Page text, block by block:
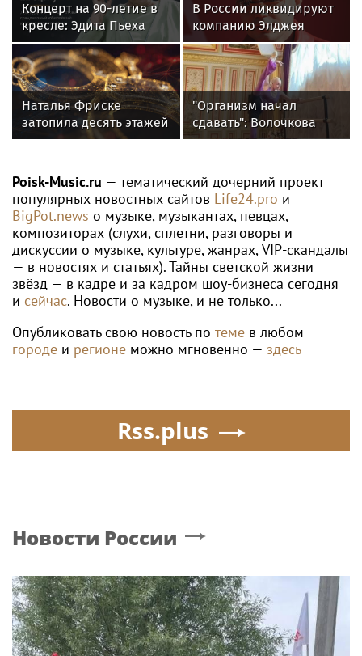
Концерт на 90-летие в
кресле: Эдита Пьеха
планирует вернуться на
сцену
В России ликвидируют
компанию Элджея
Наталья Фриске
затопила десять этажей
в Москве, соседи
"Организм начал
сдавать": Волочкова
раскрыла причину
Poisk-Music.ru — тематический дочерний проект
популярных новостных сайтов Life24.pro и
BigPot.news о музыке, музыкантах, певцах,
композиторах (слухи, сплетни, разговоры и
дискуссии о музыке, культуре, жанрах, VIP-скандалы
— в новостях и статьях). Тайны светской жизни
звёзд — в кадре и за кадром шоу-бизнеса сегодня
и сейчас. Новости о музыке, и не только...
Опубликовать свою новость по теме в любом
городе и регионе можно мгновенно — здесь
Rss.plus
Новости России